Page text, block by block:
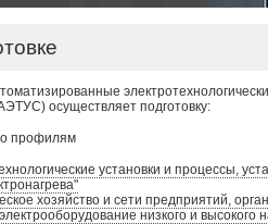
осуществляет подготовку:
профилям
установки и процессы,
хозяйство и сети предприятий,
низкого и высокого